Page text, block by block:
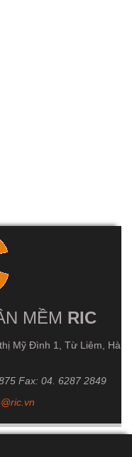
MỀM RIC
Mỹ Đình 1, Từ Liêm, Hà
Fax: 04. 6287 2849